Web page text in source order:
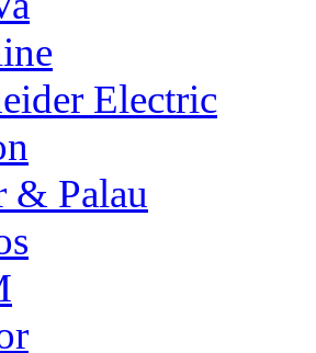
Electric
& Palau